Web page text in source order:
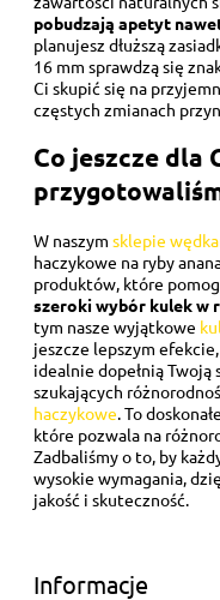
pobudzają apetyt
planujesz dłuższą
16 mm sprawdzą się
Ci skupić się na
częstych zmianach
Co jeszcze dla
W naszym sklepie
haczykowe na ryby
produktów, które
szeroki wybór kulek w
tym nasze wyjątkowe
jeszcze lepszym
idealnie dopełnią
szukających
haczykowe. To
które pozwala na
Zadbaliśmy o to, by
wysokie wymagania,
jakość i skuteczność.
Informacje